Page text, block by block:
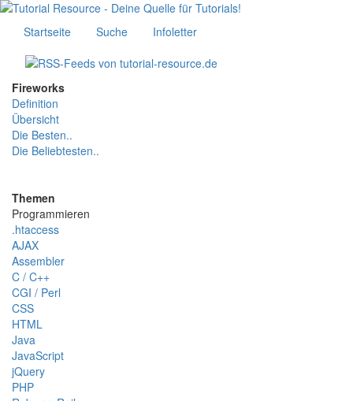
Startseite Suche Infoletter
Fireworks
Definition
Übersicht
Die Besten..
Die Beliebtesten..
Themen
Programmieren
.htaccess
AJAX
Assembler
C / C++
CGI / Perl
CSS
HTML
Java
JavaScript
jQuery
PHP